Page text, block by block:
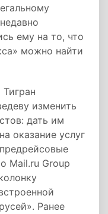
ему на то, что
можно найти
изменить
дать им
оказание услуг
Mail.ru Group
Ранее